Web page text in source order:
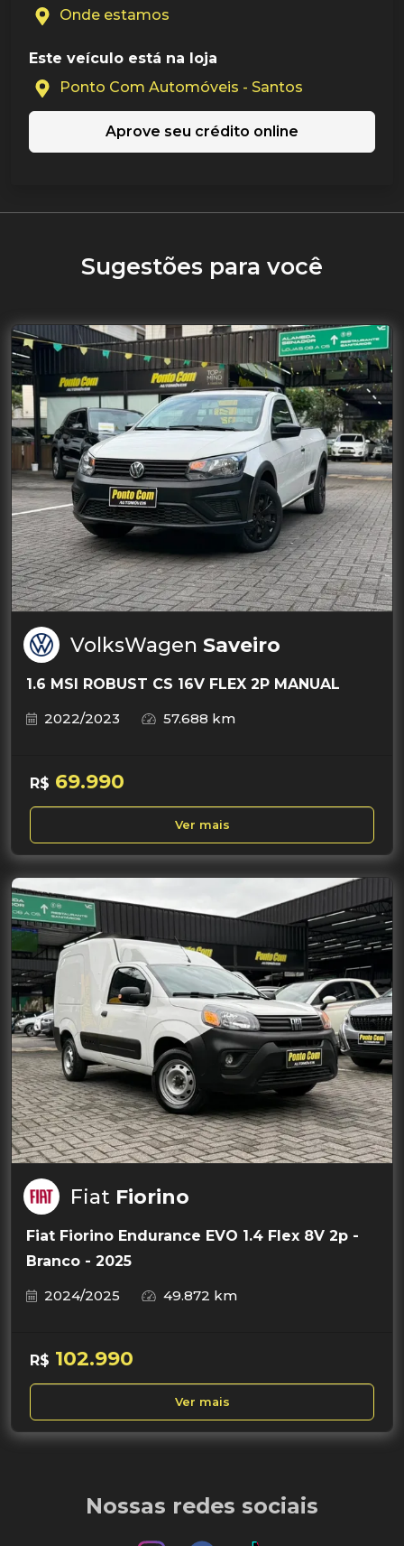
Onde estamos
Este veículo está na loja
Ponto Com Automóveis - Santos
Aprove seu crédito online
Sugestões para você
VolksWagen Saveiro
1.6 MSI ROBUST CS 16V FLEX 2P MANUAL
2022/2023
57.688 km
R$ 69.990
Ver mais
Fiat Fiorino
Fiat Fiorino Endurance EVO 1.4 Flex 8V 2p -
Branco - 2025
2024/2025
49.872 km
R$ 102.990
Ver mais
Nossas redes sociais